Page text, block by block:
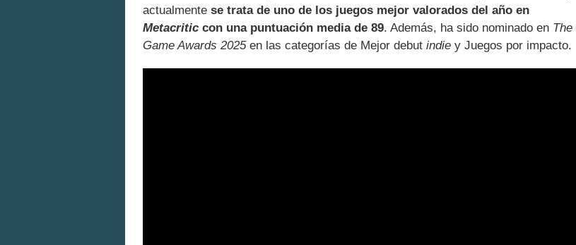
actualmente se trata de uno de los juegos mejor valorados del año en
Metacritic con una puntuación media de 89. Además, ha sido nominado en The
Game Awards 2025en las categorías de Mejor debut indie y Juegos por impacto.